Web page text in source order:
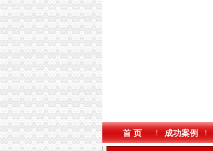
首 页 成功案例